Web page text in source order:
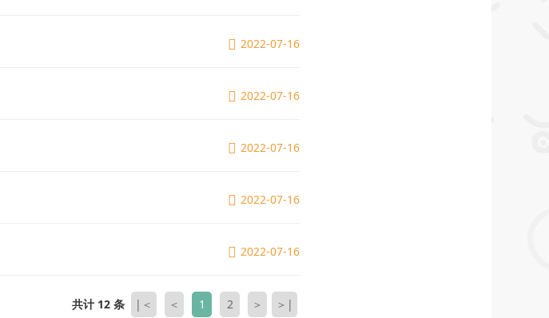
2022-07-16
2022-07-16
2022-07-16
2022-07-16
2022-07-16
共计 12 条 |＜ ＜ 1 2 ＞ ＞|